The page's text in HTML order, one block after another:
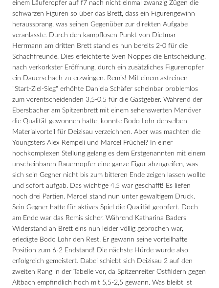
einem Läuferopfer auf f7 nach nicht einmal zwanzig Zügen die
schwarzen Figuren so über das Brett, dass ein Figurengewinn
heraussprang, was seinen Gegenüber zur direkten Aufgabe
veranlasste. Durch den kampflosen Punkt von Dietmar
Herrmann am dritten Brett stand es nun bereits 2-0 für die
Schachfreunde. Dies erleichterte Sven Noppes die Entscheidung,
nach verkorkster Eröffnung, durch ein zusätzliches Figurenopfer
ein Dauerschach zu erzwingen. Remis! Mit einem astreinen
"Start-Ziel-Sieg" erhöhte Daniela Schäfer scheinbar problemlos
zum vorentscheidenden 3,5-0,5 für die Gastgeber. Während der
Ebersbacher am Spitzenbrett mit einem sehenswerten Manöver
die Qualität gewonnen hatte, konnte Bodo Lohr denselben
Materialvorteil für Deizisau verzeichnen. Aber was machten die
Youngsters Alex Rempeli und Marcel Früchel? In einer
hochkomplexen Stellung gelang es dem Erstgenannten mit einem
unscheinbaren Bauernopfer eine ganze Figur abzugreifen, was
sich sein Gegner nicht bis zum bitteren Ende zeigen lassen wollte
und sofort aufgab. Das wichtige 4,5 war geschafft! Es liefen
noch drei Partien. Marcel stand nun unter gewaltigem Druck.
Sein Gegner hatte für aktives Spiel die Qualität geopfert. Doch
am Ende war das Remis sicher. Während Katharina Baders
Widerstand an Brett eins nun leider völlig gebrochen war,
erledigte Bodo Lohr den Rest. Er gewann seine vorteilhafte
Position zum 6-2 Endstand! Die nächste Hürde wurde also
erfolgreich gemeistert. Dabei schiebt sich Deizisau 2 auf den
zweiten Rang in der Tabelle vor, da Spitzenreiter Ostfildern gegen
Altbach empfindlich hoch mit 5,5-2,5 gewann. Was bleibt ist